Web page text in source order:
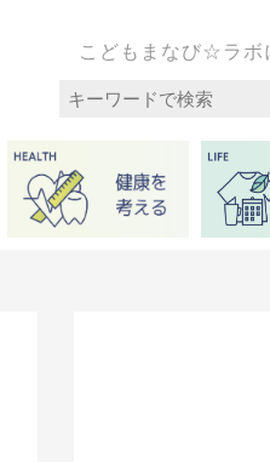
こどもまなび☆ラボ